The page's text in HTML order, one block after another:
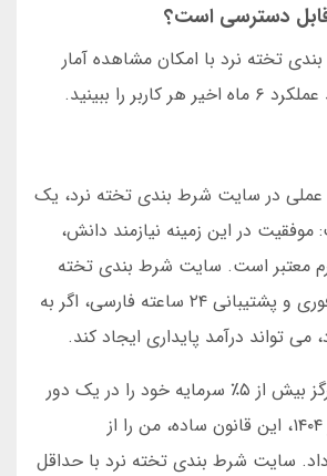
قابل دسترسی است؟
تخته نرد با امکان مشاهده آمار
را ببینید.
تجربه عملی در سایت شرط بندی تخته نرد، یک
در این زمینه نیازمند دانش،
معتبر است. سایت شرط بندی تخته
نرد با جایزه نقدی فوری و پشتیبانی ۲۴ ساعته فارسی، اگر به
تواند درآمد پایداری ایجاد کند.
یک نکته پایانی: هرگز بیش از ۵٪ سرمایه خود را در یک دور
شرط نبندید. در آذر ۱۴۰۴، این قانون ساده، من را از
سایت شرط بندی تخته نرد با حداقل